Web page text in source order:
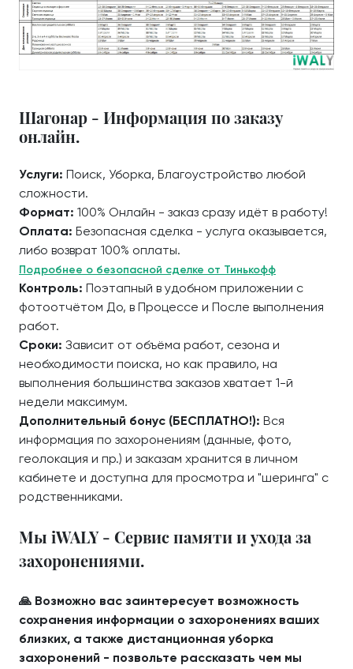
Шагонар - Информация по заказу
онлайн.
Услуги: Поиск, Уборка, Благоустройство любой
сложности.
Формат: 100% Онлайн - заказ сразу идёт в работу!
Оплата: Безопасная сделка - услуга оказывается,
либо возврат 100% оплаты.
Подробнее о безопасной сделке от Тинькофф
Контроль: Поэтапный в удобном приложении с
фотоотчётом До, в Процессе и После выполнения
работ.
Сроки: Зависит от объёма работ, сезона и
необходимости поиска, но как правило, на
выполнения большинства заказов хватает 1-й
недели максимум.
Дополнительный бонус (БЕСПЛАТНО!): Вся
информация по захоронениям (данные, фото,
геолокация и пр.) и заказам хранится в личном
кабинете и доступна для просмотра и "шеринга" с
родственниками.
Мы iWALY - Сервис памяти и ухода за
захоронениями.
🙏 Возможно вас заинтересует возможность
сохранения информации о захоронениях ваших
близких, а также дистанционная уборка
захоронений - позвольте рассказать чем мы